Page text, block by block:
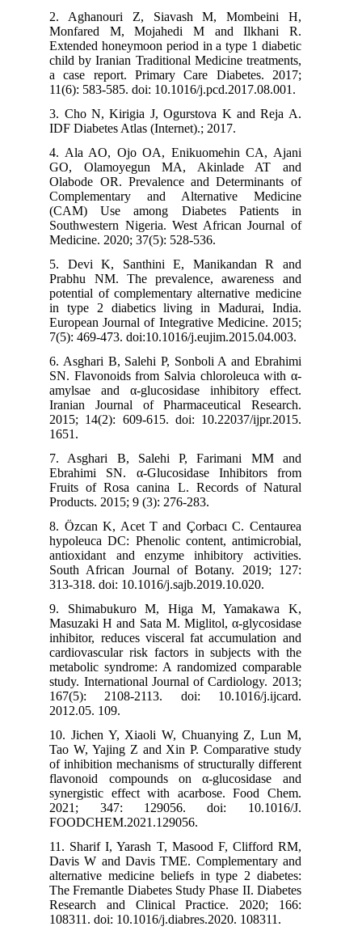
2. Aghanouri Z, Siavash M, Mombeini H,
Monfared M, Mojahedi M and Ilkhani R.
Extended honeymoon period in a type 1 diabetic
child by Iranian Traditional Medicine treatments,
a case report. Primary Care Diabetes. 2017;
11(6): 583-585. doi: 10.1016/j.pcd.2017.08.001.
3. Cho N, Kirigia J, Ogurstova K and Reja A.
IDF Diabetes Atlas (Internet).; 2017.
4. Ala AO, Ojo OA, Enikuomehin CA, Ajani
GO, Olamoyegun MA, Akinlade AT and
Olabode OR. Prevalence and Determinants of
Complementary and Alternative Medicine
(CAM) Use among Diabetes Patients in
Southwestern Nigeria. West African Journal of
Medicine. 2020; 37(5): 528-536.
5. Devi K, Santhini E, Manikandan R and
Prabhu NM. The prevalence, awareness and
potential of complementary alternative medicine
in type 2 diabetics living in Madurai, India.
European Journal of Integrative Medicine. 2015;
7(5): 469-473. doi:10.1016/j.eujim.2015.04.003.
6. Asghari B, Salehi P, Sonboli A and Ebrahimi
SN. Flavonoids from Salvia chloroleuca with α-
amylsae and α-glucosidase inhibitory effect.
Iranian Journal of Pharmaceutical Research.
2015; 14(2): 609-615. doi: 10.22037/ijpr.2015.
1651.
7. Asghari B, Salehi P, Farimani MM and
Ebrahimi SN. α-Glucosidase Inhibitors from
Fruits of Rosa canina L. Records of Natural
Products. 2015; 9 (3): 276-283.
8. Özcan K, Acet T and Çorbacı C. Centaurea
hypoleuca DC: Phenolic content, antimicrobial,
antioxidant and enzyme inhibitory activities.
South African Journal of Botany. 2019; 127:
313-318. doi: 10.1016/j.sajb.2019.10.020.
9. Shimabukuro M, Higa M, Yamakawa K,
Masuzaki H and Sata M. Miglitol, α-glycosidase
inhibitor, reduces visceral fat accumulation and
cardiovascular risk factors in subjects with the
metabolic syndrome: A randomized comparable
study. International Journal of Cardiology. 2013;
167(5): 2108-2113. doi: 10.1016/j.ijcard.
2012.05. 109.
10. Jichen Y, Xiaoli W, Chuanying Z, Lun M,
Tao W, Yajing Z and Xin P. Comparative study
of inhibition mechanisms of structurally different
flavonoid compounds on α-glucosidase and
synergistic effect with acarbose. Food Chem.
2021; 347: 129056. doi: 10.1016/J.
FOODCHEM.2021.129056.
11. Sharif I, Yarash T, Masood F, Clifford RM,
Davis W and Davis TME. Complementary and
alternative medicine beliefs in type 2 diabetes:
The Fremantle Diabetes Study Phase II. Diabetes
Research and Clinical Practice. 2020; 166:
108311. doi: 10.1016/j.diabres.2020. 108311.